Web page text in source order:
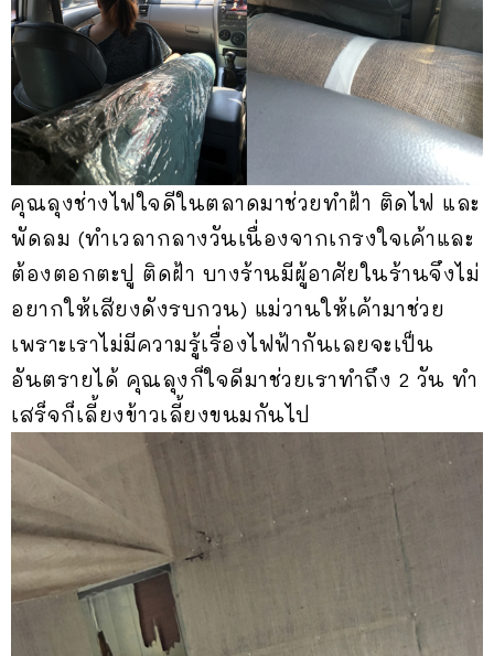
คุณลุงช่างไฟใจดีในตลาดมาช่วยทำฝ้า ติดไฟ และ
พัดลม (ทำเวลากลางวันเนื่องจากเกรงใจเค้าและ
ต้องตอกตะปู ติดฝ้า บางร้านมีผู้อาศัยในร้านจึงไม่
อยากให้เสียงดังรบกวน) แม่วานให้เค้ามาช่วย
เพราะเราไม่มีความรู้เรื่องไฟฟ้ากันเลยจะเป็น
อันตรายได้ คุณลุงก็ใจดีมาช่วยเราทำถึง 2 วัน ทำ
เสร็จก็เลี้ยงข้าวเลี้ยงขนมกันไป